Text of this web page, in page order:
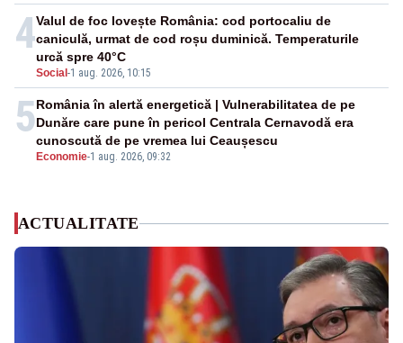
4
Social -1 aug. 2026, 10:15
Valul de foc lovește România: cod portocaliu de
caniculă, urmat de cod roșu duminică. Temperaturile
urcă spre 40°C
5
Economie-1 aug. 2026, 09:32
România în alertă energetică | Vulnerabilitatea de pe
Dunăre care pune în pericol Centrala Cernavodă era
cunoscută de pe vremea lui Ceaușescu
ACTUALITATE